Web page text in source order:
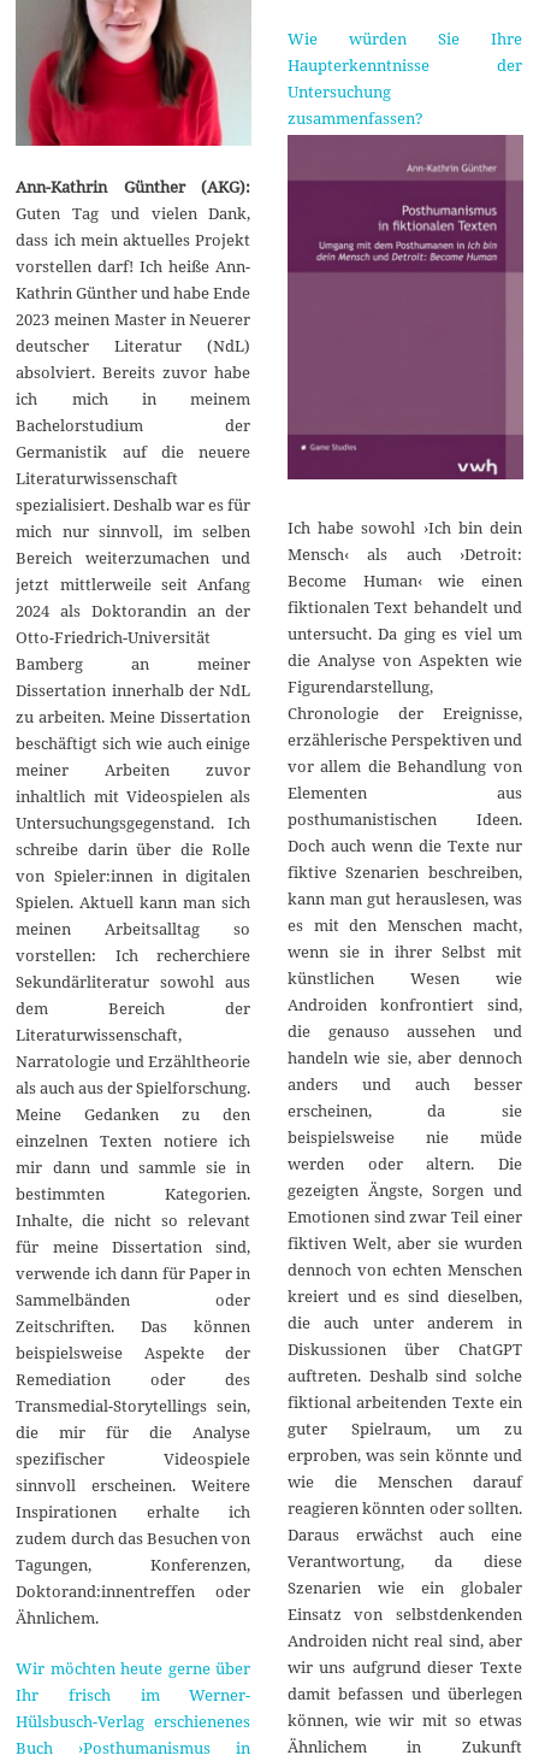
Ann-Kathrin Günther (AKG):
Guten Tag und vielen Dank,
dass ich mein aktuelles Projekt
vorstellen darf! Ich heiße Ann-
Kathrin Günther und habe Ende
2023 meinen Master in Neuerer
deutscher Literatur (NdL)
absolviert. Bereits zuvor habe
ich mich in meinem
Bachelorstudium der
Germanistik auf die neuere
Literaturwissenschaft
spezialisiert. Deshalb war es für
mich nur sinnvoll, im selben
Bereich weiterzumachen und
jetzt mittlerweile seit Anfang
2024 als Doktorandin an der
Otto-Friedrich-Universität
Bamberg an meiner
Dissertation innerhalb der NdL
zu arbeiten. Meine Dissertation
beschäftigt sich wie auch einige
meiner Arbeiten zuvor
inhaltlich mit Videospielen als
Untersuchungsgegenstand. Ich
schreibe darin über die Rolle
von Spieler:innen in digitalen
Spielen. Aktuell kann man sich
meinen Arbeitsalltag so
vorstellen: Ich recherchiere
Sekundärliteratur sowohl aus
dem Bereich der
Literaturwissenschaft,
Narratologie und Erzähltheorie
als auch aus der Spielforschung.
Meine Gedanken zu den
einzelnen Texten notiere ich
mir dann und sammle sie in
bestimmten Kategorien.
Inhalte, die nicht so relevant
für meine Dissertation sind,
verwende ich dann für Paper in
Sammelbänden oder
Zeitschriften. Das können
beispielsweise Aspekte der
Remediation oder des
Transmedial-Storytellings sein,
die mir für die Analyse
spezifischer Videospiele
sinnvoll erscheinen. Weitere
Inspirationen erhalte ich
zudem durch das Besuchen von
Tagungen, Konferenzen,
Doktorand:innentreffen oder
Ähnlichem.
Wir möchten heute gerne über
Ihr frisch im Werner-
Hülsbusch-Verlag erschienenes
Buch ›Posthumanismus in
Wie würden Sie Ihre
Haupterkenntnisse der
Untersuchung
zusammenfassen?
Ich habe sowohl ›Ich bin dein
Mensch‹ als auch ›Detroit:
Become Human‹ wie einen
fiktionalen Text behandelt und
untersucht. Da ging es viel um
die Analyse von Aspekten wie
Figurendarstellung,
Chronologie der Ereignisse,
erzählerische Perspektiven und
vor allem die Behandlung von
Elementen aus
posthumanistischen Ideen.
Doch auch wenn die Texte nur
fiktive Szenarien beschreiben,
kann man gut herauslesen, was
es mit den Menschen macht,
wenn sie in ihrer Selbst mit
künstlichen Wesen wie
Androiden konfrontiert sind,
die genauso aussehen und
handeln wie sie, aber dennoch
anders und auch besser
erscheinen, da sie
beispielsweise nie müde
werden oder altern. Die
gezeigten Ängste, Sorgen und
Emotionen sind zwar Teil einer
fiktiven Welt, aber sie wurden
dennoch von echten Menschen
kreiert und es sind dieselben,
die auch unter anderem in
Diskussionen über ChatGPT
auftreten. Deshalb sind solche
fiktional arbeitenden Texte ein
guter Spielraum, um zu
erproben, was sein könnte und
wie die Menschen darauf
reagieren könnten oder sollten.
Daraus erwächst auch eine
Verantwortung, da diese
Szenarien wie ein globaler
Einsatz von selbstdenkenden
Androiden nicht real sind, aber
wir uns aufgrund dieser Texte
damit befassen und überlegen
können, wie wir mit so etwas
Ähnlichem in Zukunft